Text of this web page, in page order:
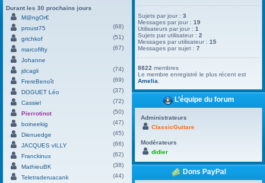
Durant les 30 prochains jours
M@ngOr€
proust75
(68)
grichkof
(51)
marcofifty
(67)
Johanne
jdcagli
(74)
FrereBenoît
(69)
DOGUET Léo
(37)
Cassiel
(72)
Pierrotinot
(50)
boineekig
(47)
Dienuedge
(45)
JACQUES vILLY
(66)
Franckinux
(62)
MathieuBK
(38)
Teletraderuacank
(44)
Sujets par jour :3
Messages par jour :19
Utilisateurs par jour :1
Sujets par utilisateur :2
Messages par utilisateur :15
Messages par sujet :7
8822 membres
Le membre enregistré le plus récent est
Amelia
L’équipe du forum
Administrateurs
ClassicGuitare
Modérateurs
didier
Dons PayPal